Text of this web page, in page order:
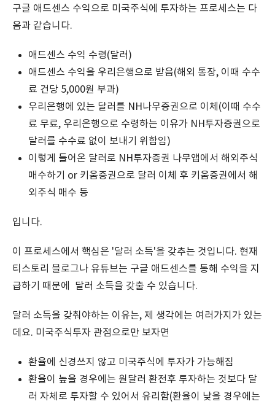
구글 애드센스 수익으로 미국주식에 투자하는 프로세스는 다
음과 같습니다.
애드센스 수익 수령(달러)
애드센스 수익을 우리은행으로 받음(해외 통장, 이때 수수
료 건당 5,000원 부과)
우리은행에 있는 달러를 NH나무증권으로 이체(이때 수수
료 무료, 우리은행으로 수령하는 이유가 NH투자증권으로
달러를 수수료 없이 보내기 위함임)
이렇게 들어온 달러로 NH투자증권 나무앱에서 해외주식
매수하기 or 키움증권으로 달러 이체 후 키움증권에서 해
외주식 매수 등
입니다.
이 프로세스에서 핵심은 '달러 소득'을 갖추는 것입니다. 현재
티스토리 블로그나 유튜브는 구글 애드센스를 통해 수익을 지
급하기 때문에 달러 소득을 갖출 수 있습니다.
달러 소득을 갖춰야하는 이유는, 제 생각에는 여러가지가 있는
데요. 미국주식투자 관점으로만 보자면
환율에 신경쓰지 않고 미국주식에 투자가 가능해짐
환율이 높을 경우에는 원달러 환전후 투자하는 것보다 달
러 자체로 투자할 수 있어서 유리함(환율이 낮을 경우에는